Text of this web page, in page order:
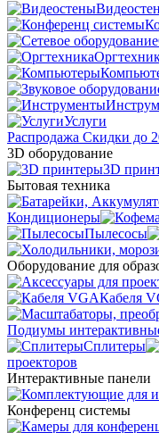
Услуги
Распродажа Скидки до
3D оборудование
3D
Бытовая техника
Кондиционеры
Пылесосы
Оборудование для
Кабеля
Подиумы
Сплитеры
проекторов
Интерактивные панели
Конференц системы